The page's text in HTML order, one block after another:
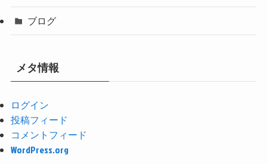
ブログ
メタ情報
ログイン
投稿フィード
コメントフィード
WordPress.org